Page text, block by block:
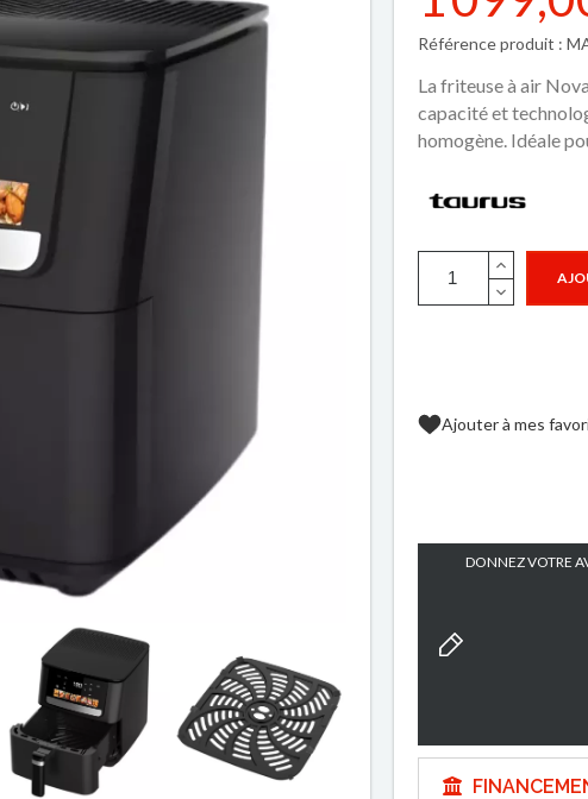
Référence produit :
La friteuse à air
capacité et
homogène. Idéale
Ajouter à mes
DONNEZ VOTRE